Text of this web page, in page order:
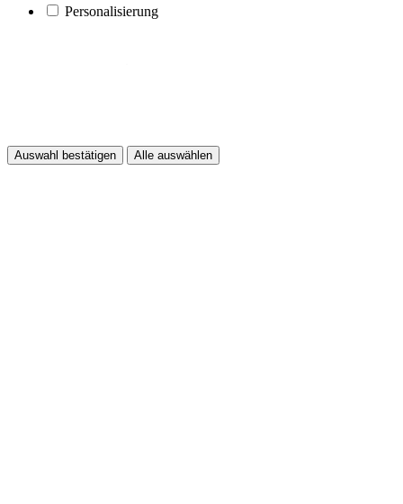
Personalisierung
Auswahl bestätigen Alle auswählen